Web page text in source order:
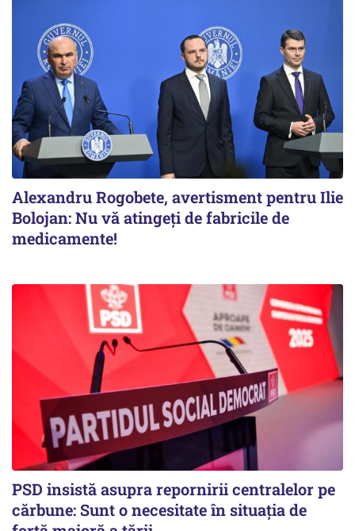
Alexandru Rogobete, avertisment pentru Ilie
Bolojan: Nu vă atingeți de fabricile de
medicamente!
PSD insistă asupra repornirii centralelor pe
cărbune: Sunt o necesitate în situația de